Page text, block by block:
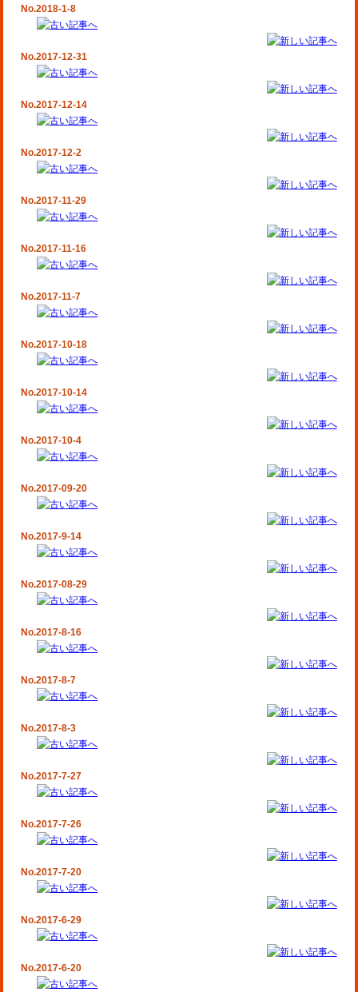
No.2018-1-8
No.2017-12-31
No.2017-12-14
No.2017-12-2
No.2017-11-29
No.2017-11-16
No.2017-11-7
No.2017-10-18
No.2017-10-14
No.2017-10-4
No.2017-09-20
No.2017-9-14
No.2017-08-29
No.2017-8-16
No.2017-8-7
No.2017-8-3
No.2017-7-27
No.2017-7-26
No.2017-7-20
No.2017-6-29
No.2017-6-20